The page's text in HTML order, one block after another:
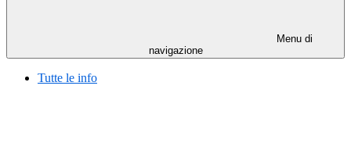
Menu di
navigazione
Tutte le info